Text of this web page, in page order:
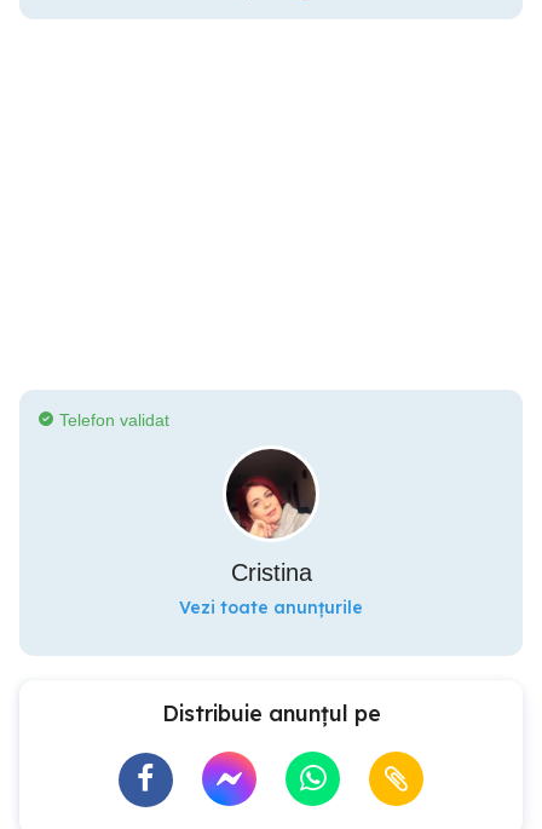
Telefon validat
Cristina
Vezi toate anunțurile
Distribuie anunțul pe